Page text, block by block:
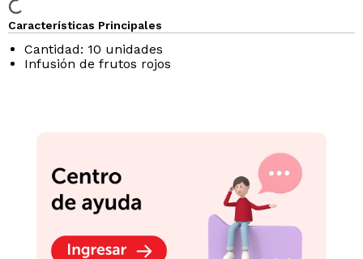
Características Principales
Cantidad: 10 unidades
Infusión de frutos rojos